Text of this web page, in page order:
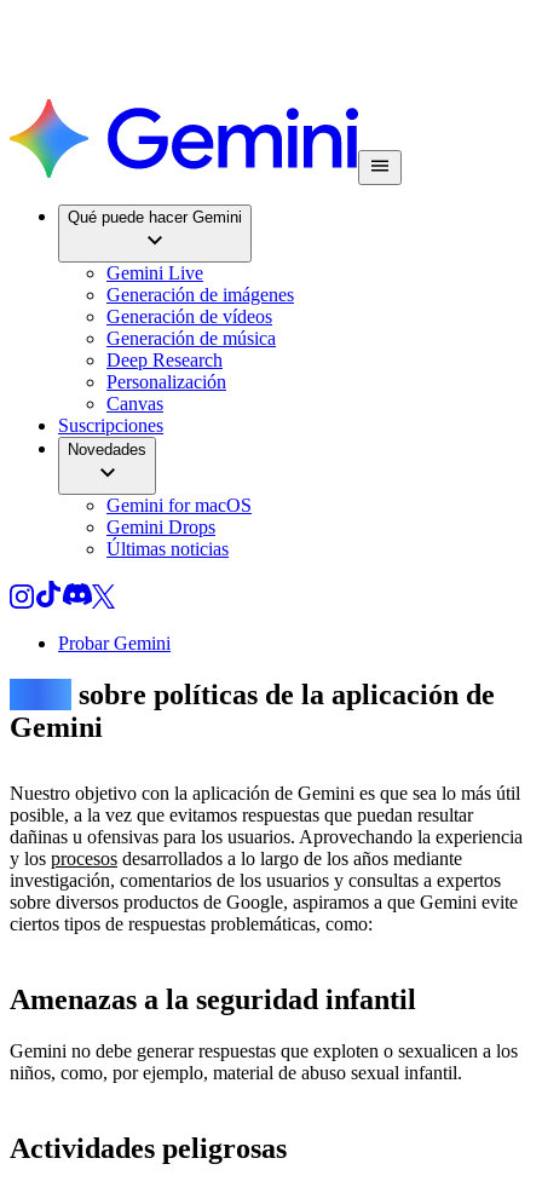
Qué puede hacer Gemini
Gemini Live
Generación de imágenes
Generación de vídeos
Generación de música
Deep Research
Personalización
Canvas
Suscripciones
Novedades
Gemini for macOS
Gemini Drops
Últimas noticias
Probar Gemini
sobre políticas de la aplicación de
Gemini
Nuestro objetivo con la aplicación de Gemini es que sea lo más útil
posible, a la vez que evitamos respuestas que puedan resultar
dañinas u ofensivas para los usuarios. Aprovechando la experiencia
y los procesos desarrollados a lo largo de los años mediante
investigación, comentarios de los usuarios y consultas a expertos
sobre diversos productos de Google, aspiramos a que Gemini evite
ciertos tipos de respuestas problemáticas, como:
Amenazas a la seguridad infantil
Gemini no debe generar respuestas que exploten o sexualicen a los
niños, como, por ejemplo, material de abuso sexual infantil.
Actividades peligrosas